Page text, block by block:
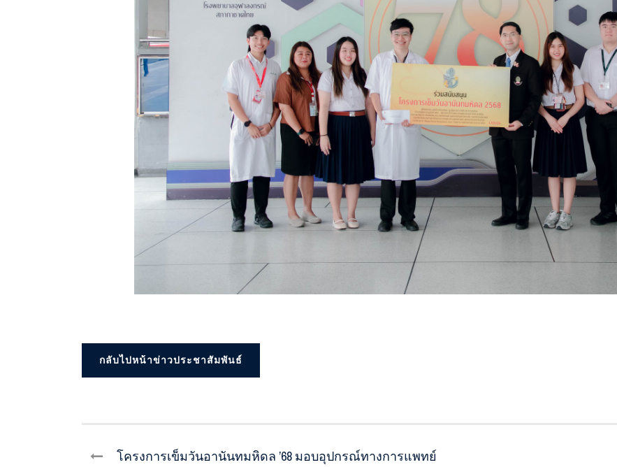
กลับไปหน้าข่าวประชาสัมพันธ์
โครงการเข็มวันอานันทมหิดล ’68 มอบอุปกรณ์ทางการแพทย์